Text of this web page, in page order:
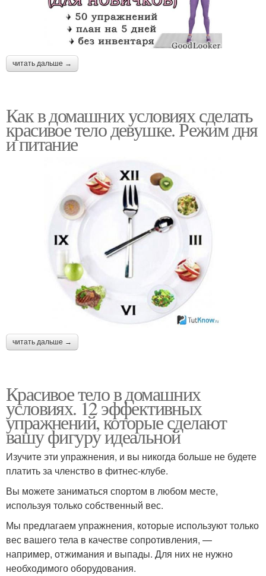
читать дальше →
Как в домашних условиях сделать
красивое тело девушке. Режим дня
и питание
читать дальше →
Красивое тело в домашних
условиях. 12 эффективных
упражнений, которые сделают
вашу фигуру идеальной
Изучите эти упражнения, и вы никогда больше не будете
платить за членство в фитнес-клубе.
Вы можете заниматься спортом в любом месте,
используя только собственный вес.
Мы предлагаем упражнения, которые используют только
вес вашего тела в качестве сопротивления, —
например, отжимания и выпады. Для них не нужно
необходимого оборудования.